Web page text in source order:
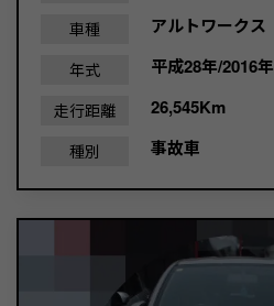
車種 アルトワークス
年式 平成28年/2016年
走行距離 26,545Km
種別 事故車